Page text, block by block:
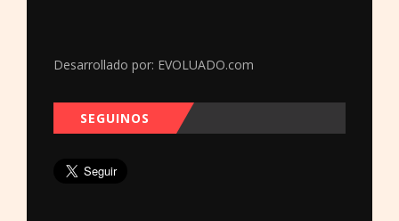
Desarrollado por: EVOLUADO.com
SEGUINOS